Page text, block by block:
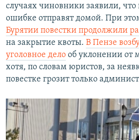
случаях чиновники заявили,
ошибке отправят домой. При
Бурятии повестки продолжили
на закрытие квоты. В Пензе
уголовное дело об уклонении от
хотя, по словам юристов, за
повестке грозит только